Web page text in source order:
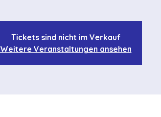
Tickets sind nicht im Verkauf
Weitere Veranstaltungen ansehen